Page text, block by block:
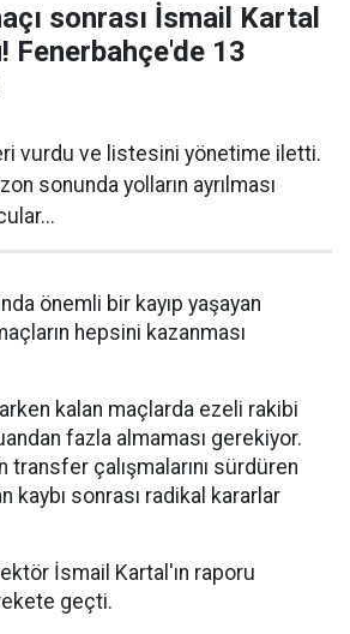
sonrası İsmail Kartal
Fenerbahçe'de 13
vurdu ve listesini yönetime iletti.
sonunda yolların ayrılması
önemli bir kayıp yaşayan
hepsini kazanması
kalan maçlarda ezeli rakibi
fazla almaması gerekiyor.
çalışmalarını sürdüren
kaybı sonrası radikal kararlar
İsmail Kartal'ın raporu
geçti.